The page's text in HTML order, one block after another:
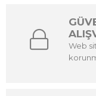
Web